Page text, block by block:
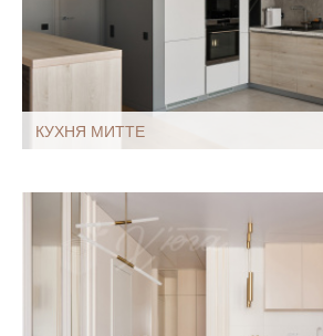
КУХНЯ МИТТЕ
Размеры, ширина:
Мебель - тип:Угловая
С полуостровом
Кухни-столовые